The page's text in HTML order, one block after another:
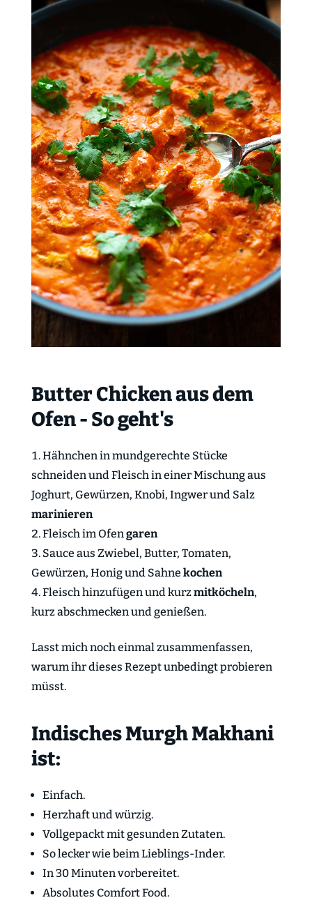
Butter Chicken aus dem
Ofen - So geht's
Hähnchen in mundgerechte Stücke
schneiden und Fleisch in einer Mischung aus
Joghurt, Gewürzen, Knobi, Ingwer und Salz
marinieren
Fleisch im Ofen garen
Sauce aus Zwiebel, Butter, Tomaten,
Gewürzen, Honig und Sahne kochen
Fleisch hinzufügen und kurzmitköcheln,
kurz abschmecken und genießen.
Lasst mich noch einmal zusammenfassen,
warum ihr dieses Rezept unbedingt probieren
müsst.
Indisches Murgh Makhani
ist:
Einfach.
Herzhaft und würzig.
Vollgepackt mit gesunden Zutaten.
So lecker wie beim Lieblings-Inder.
In 30 Minuten vorbereitet.
Absolutes Comfort Food.